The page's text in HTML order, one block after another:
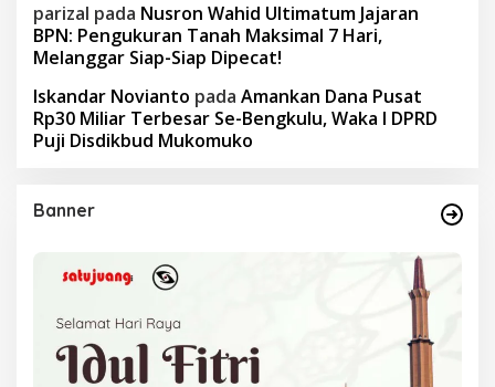
parizal pada Nusron Wahid Ultimatum Jajaran
BPN: Pengukuran Tanah Maksimal 7 Hari,
Melanggar Siap-Siap Dipecat!
Iskandar Novianto pada Amankan Dana Pusat
Rp30 Miliar Terbesar Se-Bengkulu, Waka I DPRD
Puji Disdikbud Mukomuko
Banner